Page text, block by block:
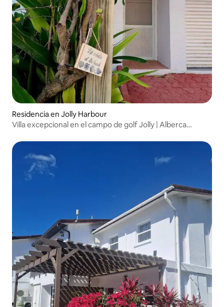
Residencia en Jolly Harbour
Villa excepcional en el campo de golf Jolly | Alberca